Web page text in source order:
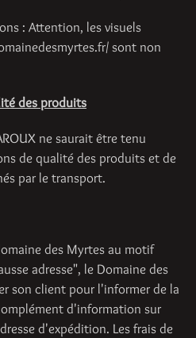
: Attention, les visuels
sont non
des produits
ne saurait être tenu
de qualité des produits et de
par le transport.
des Myrtes au motif
adresse", le Domaine des
son client pour l'informer de la
d'information sur
d'expédition. Les frais de